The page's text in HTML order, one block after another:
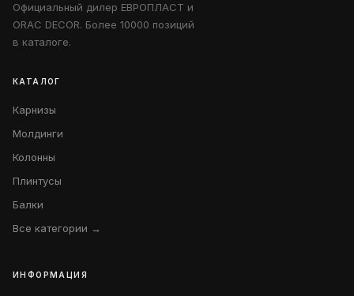
Официальный дилер ЕВРОПЛАСТ и
ORAC DECOR. Более 10000 позиций
в каталоге.
КАТАЛОГ
Карнизы
Молдинги
Колонны
Плинтусы
Балки
Все категории →
ИНФОРМАЦИЯ